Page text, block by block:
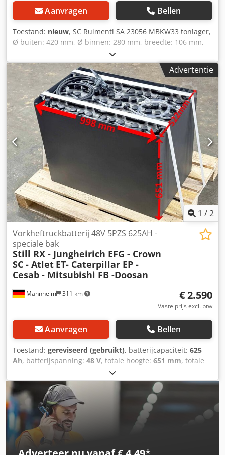
Aanvragen Bellen
Toestand: nieuw, SC Rulmenti SA 23056 MBKW33 tonlager,
Ø buiten: 420 mm, Ø binnen: 280 mm, breedte: 106 mm,
ongebruikt in originele verpakking, 100% functioneel,
leveringsomvang volgens foto's ATTENTIE: kosten voor
verpakking en transport graag apart opvragen! ATTENTIE:
kosten voor verpakking en transport apart opvragen!
Dcedsi Ec Hpjpfx Angsk
Advertentie
1 /2
Mannheim 311 km
Vorkheftruckbatterij 48V 5PZS 625AH -
speciale bak
Still RX - Jungheirich EFG - Crown
SC - Atlet ET- Caterpillar EP -
Cesab - Mitsubishi FB -Doosan
€ 2.590
Vaste prijs excl. btw
Aanvragen Bellen
Toestand: gereviseerd (gebruikt), batterijcapaciteit: 625
Ah, batterijspanning: 48 V, totale hoogte: 651 mm, totale
, totale breedte:
heftruckaccu voor uw heftruck – 48V 5PZS 625Ah – DIN C +
1 jaar garantie + Inclusief aquamatic-vulsysteem +
Inclusief hoofdafleider en REMA 320 stekker (andere
stekkers kunnen op aanvraag gemonteerd worden) +
Capaciteit: minimaal 90-100% (C5 capaciteitsrapport wordt
bij levering bijgevoegd) + Bouwjaar 2024 Afmetingen:
Lengte: 1.214 mm Breedte: 420 mm Dedpfx Aey